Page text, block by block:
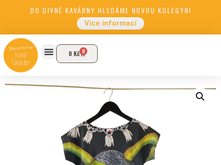
DO DIVNÉ KAVÁRNY HLEDÁME NOVOU KOLEGYNI
Více informací
0 Kč 0